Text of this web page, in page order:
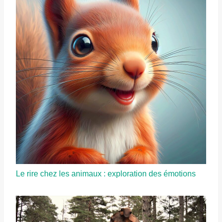
Le rire chez les animaux : exploration des émotions